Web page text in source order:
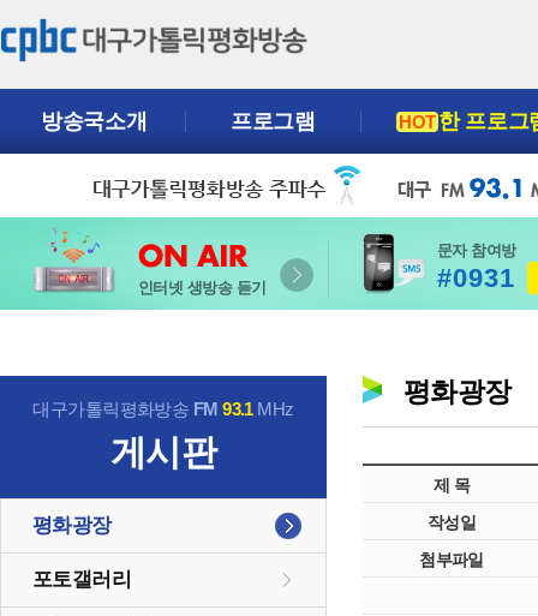
방송국소개 프로그램 HOT한 프로그
인터넷 생방송 듣기
문자 참여방
#0931
대구가톨릭평화방송 FM93.1MHz
게시판
평화광장
포토갤러리
평화광장
제 목
작성일
첨부파일